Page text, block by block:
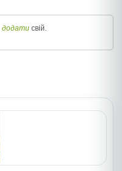
додати свій.